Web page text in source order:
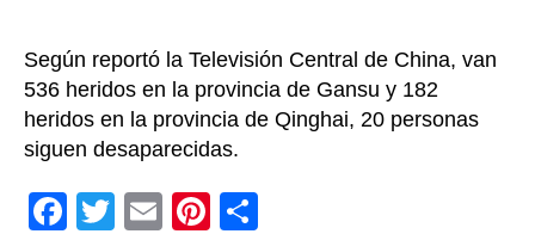
Según reportó la Televisión Central de China, van
536 heridos en la provincia de Gansu y 182
heridos en la provincia de Qinghai, 20 personas
siguen desaparecidas.
F
T
E
Pi